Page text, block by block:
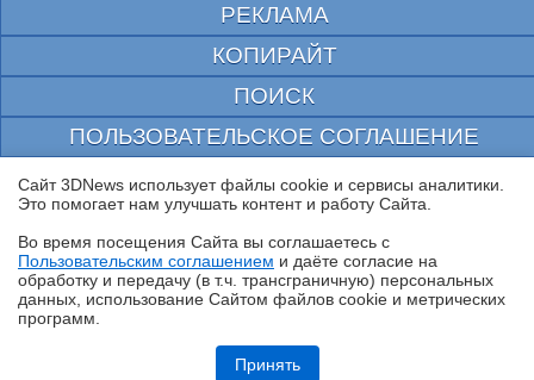
Обзор Infinix SMART 20: каким может быть бюджетный смартфон в
РЕКЛАМА
КОПИРАЙТ
ПОИСК
ПОЛЬЗОВАТЕЛЬСКОЕ СОГЛАШЕНИЕ
ЗАЩИЩЕНО CURATOR
© 1997—2026 Электронное периодическое издание "3ДНьюс" | Свидетельство о
выдано Федеральной Службой по надзору за соблюдением законодательства в сфере
массовых коммуникаций и охране культурного наследия
При цитировании документа ссылка на сайт с указанием автора обязательна. Полное
заимствование документа является нарушением
российского и международного законодательства и возможно только с согласия
Сайт 3DNews использует файлы cookie и сервисы аналитики.
Это помогает нам улучшать контент и работу Cайта.
Во время посещения Cайта вы соглашаетесь с
Пользовательским соглашением и даёте согласие на
обработку и передачу (в т.ч. трансграничную) персональных
данных, использование Cайтом файлов cookie и метрических
программ.
Принять